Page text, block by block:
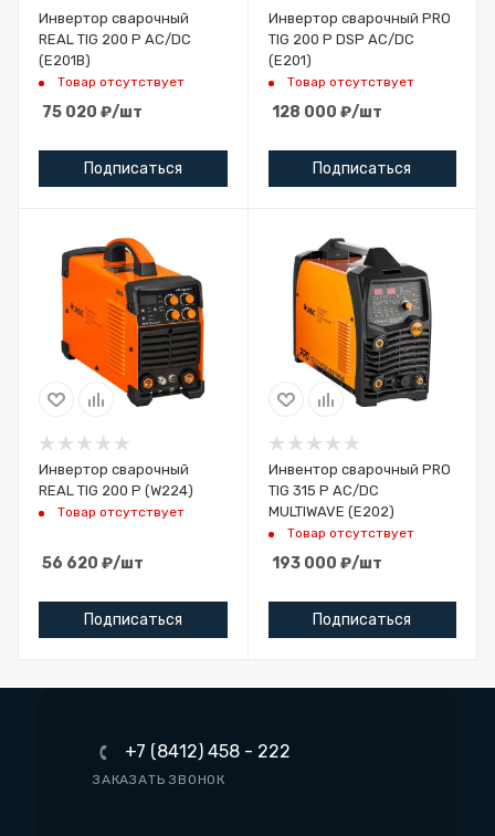
Инвертор сварочный
REAL TIG 200 P AC/DC
(E201B)
Товар отсутствует
75 020 ₽/шт
Подписаться
Инвертор сварочный PRO
TIG 200 P DSP AC/DC
(E201)
Товар отсутствует
128 000 ₽/шт
Подписаться
Инвертор сварочный
REAL TIG 200 P (W224)
Товар отсутствует
56 620 ₽/шт
Подписаться
Инвентор сварочный PRO
TIG 315 P AC/DC
MULTIWAVE (E202)
Товар отсутствует
193 000 ₽/шт
Подписаться
+7 (8412) 458 - 222
ЗАКАЗАТЬ ЗВОНОК